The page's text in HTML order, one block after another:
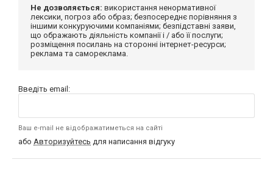
Не дозволяється: використання ненормативної
лексики, погроз або образ; безпосереднє порівняння з
іншими конкуруючими компаніями; безпідставні заяви,
що ображають діяльність компанії і / або її послуги;
розміщення посилань на сторонні інтернет-ресурси;
реклама та самореклама.
Введіть email:
Ваш e-mail не відображатиметься на сайті
або Авторизуйтесь для написання відгуку